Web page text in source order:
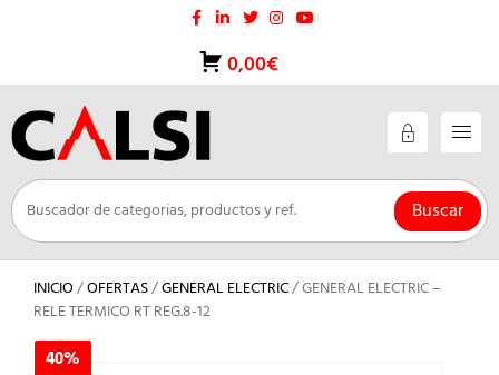
0,00€
Buscar
INICIO/OFERTAS/GENERAL ELECTRIC/ GENERAL ELECTRIC –
RELE TERMICO RT REG.8-12
40%
40%